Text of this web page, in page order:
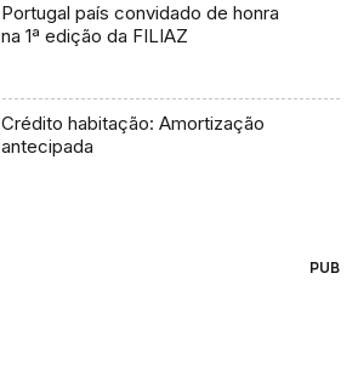
Portugal país convidado de honra
na 1ª edição da FILIAZ
Crédito habitação: Amortização
antecipada
PUB